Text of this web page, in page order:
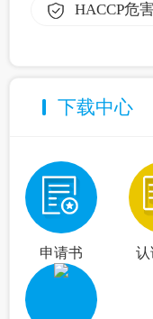
HACCP危
下载中心
申请书 认